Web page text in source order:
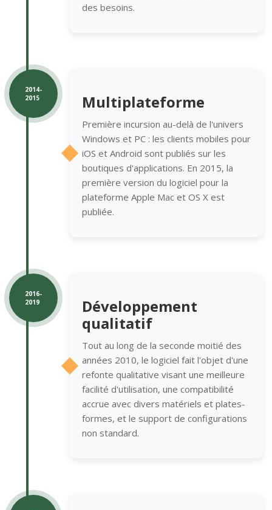
des besoins.
2014-
2015
Multiplateforme
Première incursion au-delà de l'univers
Windows et PC : les clients mobiles pour
iOS et Android sont publiés sur les
boutiques d'applications. En 2015, la
première version du logiciel pour la
plateforme Apple Mac et OS X est
publiée.
2016-
2019
Développement
qualitatif
Tout au long de la seconde moitié des
années 2010, le logiciel fait l'objet d'une
refonte qualitative visant une meilleure
facilité d'utilisation, une compatibilité
accrue avec divers matériels et plates-
formes, et le support de configurations
non standard.